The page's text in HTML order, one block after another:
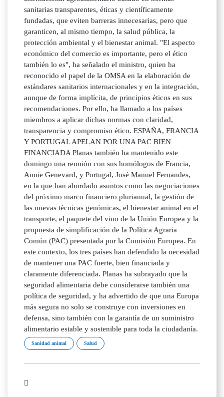
sanitarias transparentes, éticas y científicamente
fundadas, que eviten barreras innecesarias, pero que
garanticen, al mismo tiempo, la salud pública, la
protección ambiental y el bienestar animal. "El aspecto
económico del comercio es importante, pero el ético
también lo es", ha señalado el ministro, quien ha
reconocido el papel de la OMSA en la elaboración de
estándares sanitarios internacionales y en la integración,
aunque de forma implícita, de principios éticos en sus
recomendaciones. Por ello, ha llamado a los países
miembros a aplicar dichas normas con claridad,
transparencia y compromiso ético. ESPAÑA, FRANCIA
Y PORTUGAL APELAN POR UNA PAC BIEN
FINANCIADA Planas también ha mantenido este
domingo una reunión con sus homólogos de Francia,
Annie Genevard, y Portugal, José Manuel Fernandes,
en la que han abordado asuntos como las negociaciones
del próximo marco financiero plurianual, la gestión de
las nuevas técnicas genómicas, el bienestar animal en el
transporte, el paquete del vino de la Unión Europea y la
propuesta de simplificación de la Política Agraria
Común (PAC) presentada por la Comisión Europea. En
este contexto, los tres países han defendido la necesidad
de mantener una PAC fuerte, bien financiada y
claramente diferenciada. Planas ha subrayado que la
seguridad alimentaria debe considerarse también una
política de seguridad, y ha advertido de que una Europa
más segura no solo se construye con inversiones en
defensa, sino también con la garantía de un suministro
alimentario estable y sostenible para toda la ciudadanía.
Sanidad animal Salud